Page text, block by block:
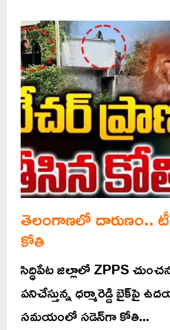
తెలంగాణలో దారుణం..
కోతి
సిద్ధిపేట జిల్లాలో ZPPS
పనిచేస్తున్న ధర్మారెడ్డి బైక్‌పై
సమయంలో సడెన్‌గా కోతి...